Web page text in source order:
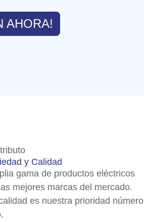
AHORA!
y Calidad
gama de productos eléctricos
mejores marcas del mercado.
es nuestra prioridad número